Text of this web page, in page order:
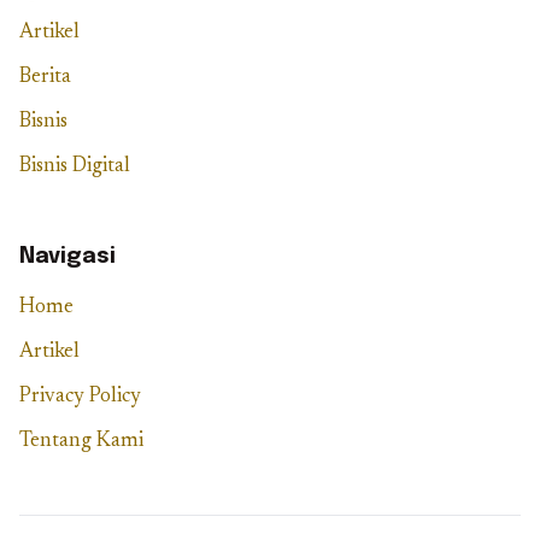
Artikel
Berita
Bisnis
Bisnis Digital
Navigasi
Home
Artikel
Privacy Policy
Tentang Kami